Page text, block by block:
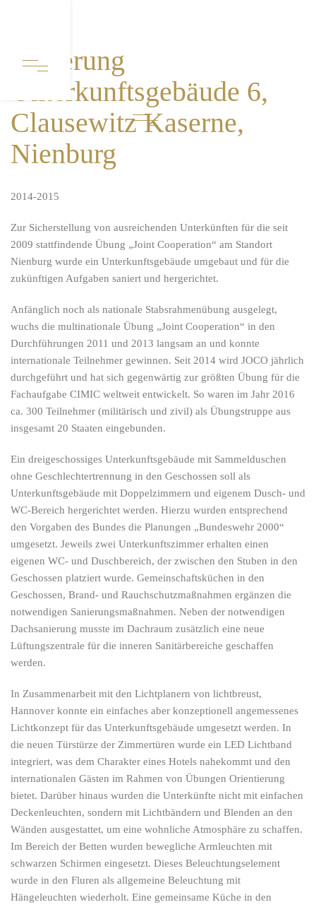
Sanierung
Unterkunftsgebäude 6,
Clausewitz Kaserne,
Nienburg
2014-2015
Zur Sicherstellung von ausreichenden Unterkünften für die seit
2009 stattfindende Übung „Joint Cooperation“ am Standort
Nienburg wurde ein Unterkunftsgebäude umgebaut und für die
zukünftigen Aufgaben saniert und hergerichtet.
Anfänglich noch als nationale Stabsrahmenübung ausgelegt,
wuchs die multinationale Übung „Joint Cooperation“ in den
Durchführungen 2011 und 2013 langsam an und konnte
internationale Teilnehmer gewinnen. Seit 2014 wird JOCO jährlich
durchgeführt und hat sich gegenwärtig zur größten Übung für die
Fachaufgabe CIMIC weltweit entwickelt. So waren im Jahr 2016
ca. 300 Teilnehmer (militärisch und zivil) als Übungstruppe aus
insgesamt 20 Staaten eingebunden.
Ein dreigeschossiges Unterkunftsgebäude mit Sammelduschen
ohne Geschlechtertrennung in den Geschossen soll als
Unterkunftsgebäude mit Doppelzimmern und eigenem Dusch- und
WC-Bereich hergerichtet werden. Hierzu wurden entsprechend
den Vorgaben des Bundes die Planungen „Bundeswehr 2000“
umgesetzt. Jeweils zwei Unterkunftszimmer erhalten einen
eigenen WC- und Duschbereich, der zwischen den Stuben in den
Geschossen platziert wurde. Gemeinschaftsküchen in den
Geschossen, Brand- und Rauchschutzmaßnahmen ergänzen die
notwendigen Sanierungsmaßnahmen. Neben der notwendigen
Dachsanierung musste im Dachraum zusätzlich eine neue
Lüftungszentrale für die inneren Sanitärbereiche geschaffen
werden.
In Zusammenarbeit mit den Lichtplanern von lichtbreust,
Hannover konnte ein einfaches aber konzeptionell angemessenes
Lichtkonzept für das Unterkunftsgebäude umgesetzt werden. In
die neuen Türstürze der Zimmertüren wurde ein LED Lichtband
integriert, was dem Charakter eines Hotels nahekommt und den
internationalen Gästen im Rahmen von Übungen Orientierung
bietet. Darüber hinaus wurden die Unterkünfte nicht mit einfachen
Deckenleuchten, sondern mit Lichtbändern und Blenden an den
Wänden ausgestattet, um eine wohnliche Atmosphäre zu schaffen.
Im Bereich der Betten wurden bewegliche Armleuchten mit
schwarzen Schirmen eingesetzt. Dieses Beleuchtungselement
wurde in den Fluren als allgemeine Beleuchtung mit
Hängeleuchten wiederholt. Eine gemeinsame Küche in den